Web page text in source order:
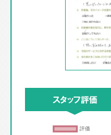
スタッフ評価